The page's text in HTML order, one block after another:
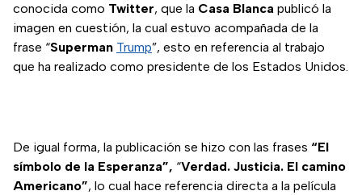
conocida como Twitter, que la Casa Blanca publicó la
imagen en cuestión, la cual estuvo acompañada de la
frase “Superman Trump”, esto en referencia al trabajo
que ha realizado como presidente de los Estados Unidos.
De igual forma, la publicación se hizo con las frases “El
símbolo de la Esperanza”, “Verdad. Justicia. El camino
Americano”, lo cual hace referencia directa a la película